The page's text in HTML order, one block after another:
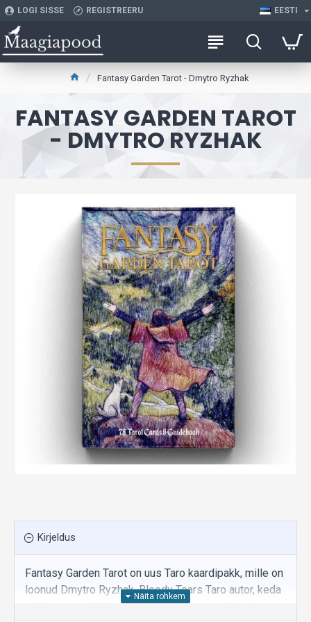
LOGI SISSE REGISTREERU EESTI
Fantasy Garden Tarot - Dmytro Ryzhak
FANTASY GARDEN TAROT
- DMYTRO RYZHAK
Kirjeldus
Fantasy Garden Tarot on uus Taro kaardipakk, mille on
loonud Dmytro Ryzhak, Bloody Tears Taro autor, keda
te juba teate. Kõik pildid on tehtud pastapliiatsitega